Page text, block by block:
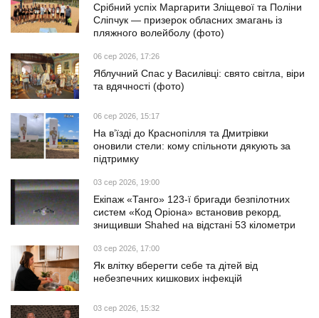
Срібний успіх Маргарити Зліщевої та Поліни
Сліпчук — призерок обласних змагань із
пляжного волейболу (фото)
06 сер 2026, 17:26
Яблучний Спас у Василівці: свято світла, віри
та вдячності (фото)
06 сер 2026, 15:17
На в’їзді до Краснопілля та Дмитрівки
оновили стели: кому спільноти дякують за
підтримку
03 сер 2026, 19:00
Екіпаж «Танго» 123-ї бригади безпілотних
систем «Код Оріона» встановив рекорд,
знищивши Shahed на відстані 53 кілометри
03 сер 2026, 17:00
Як влітку вберегти себе та дітей від
небезпечних кишкових інфекцій
03 сер 2026, 15:32